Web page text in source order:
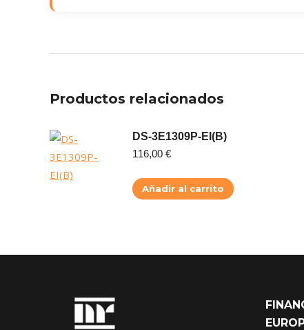
Productos relacionados
DS-3E1309P-EI(B)
116,00 €
Añadir al carrito